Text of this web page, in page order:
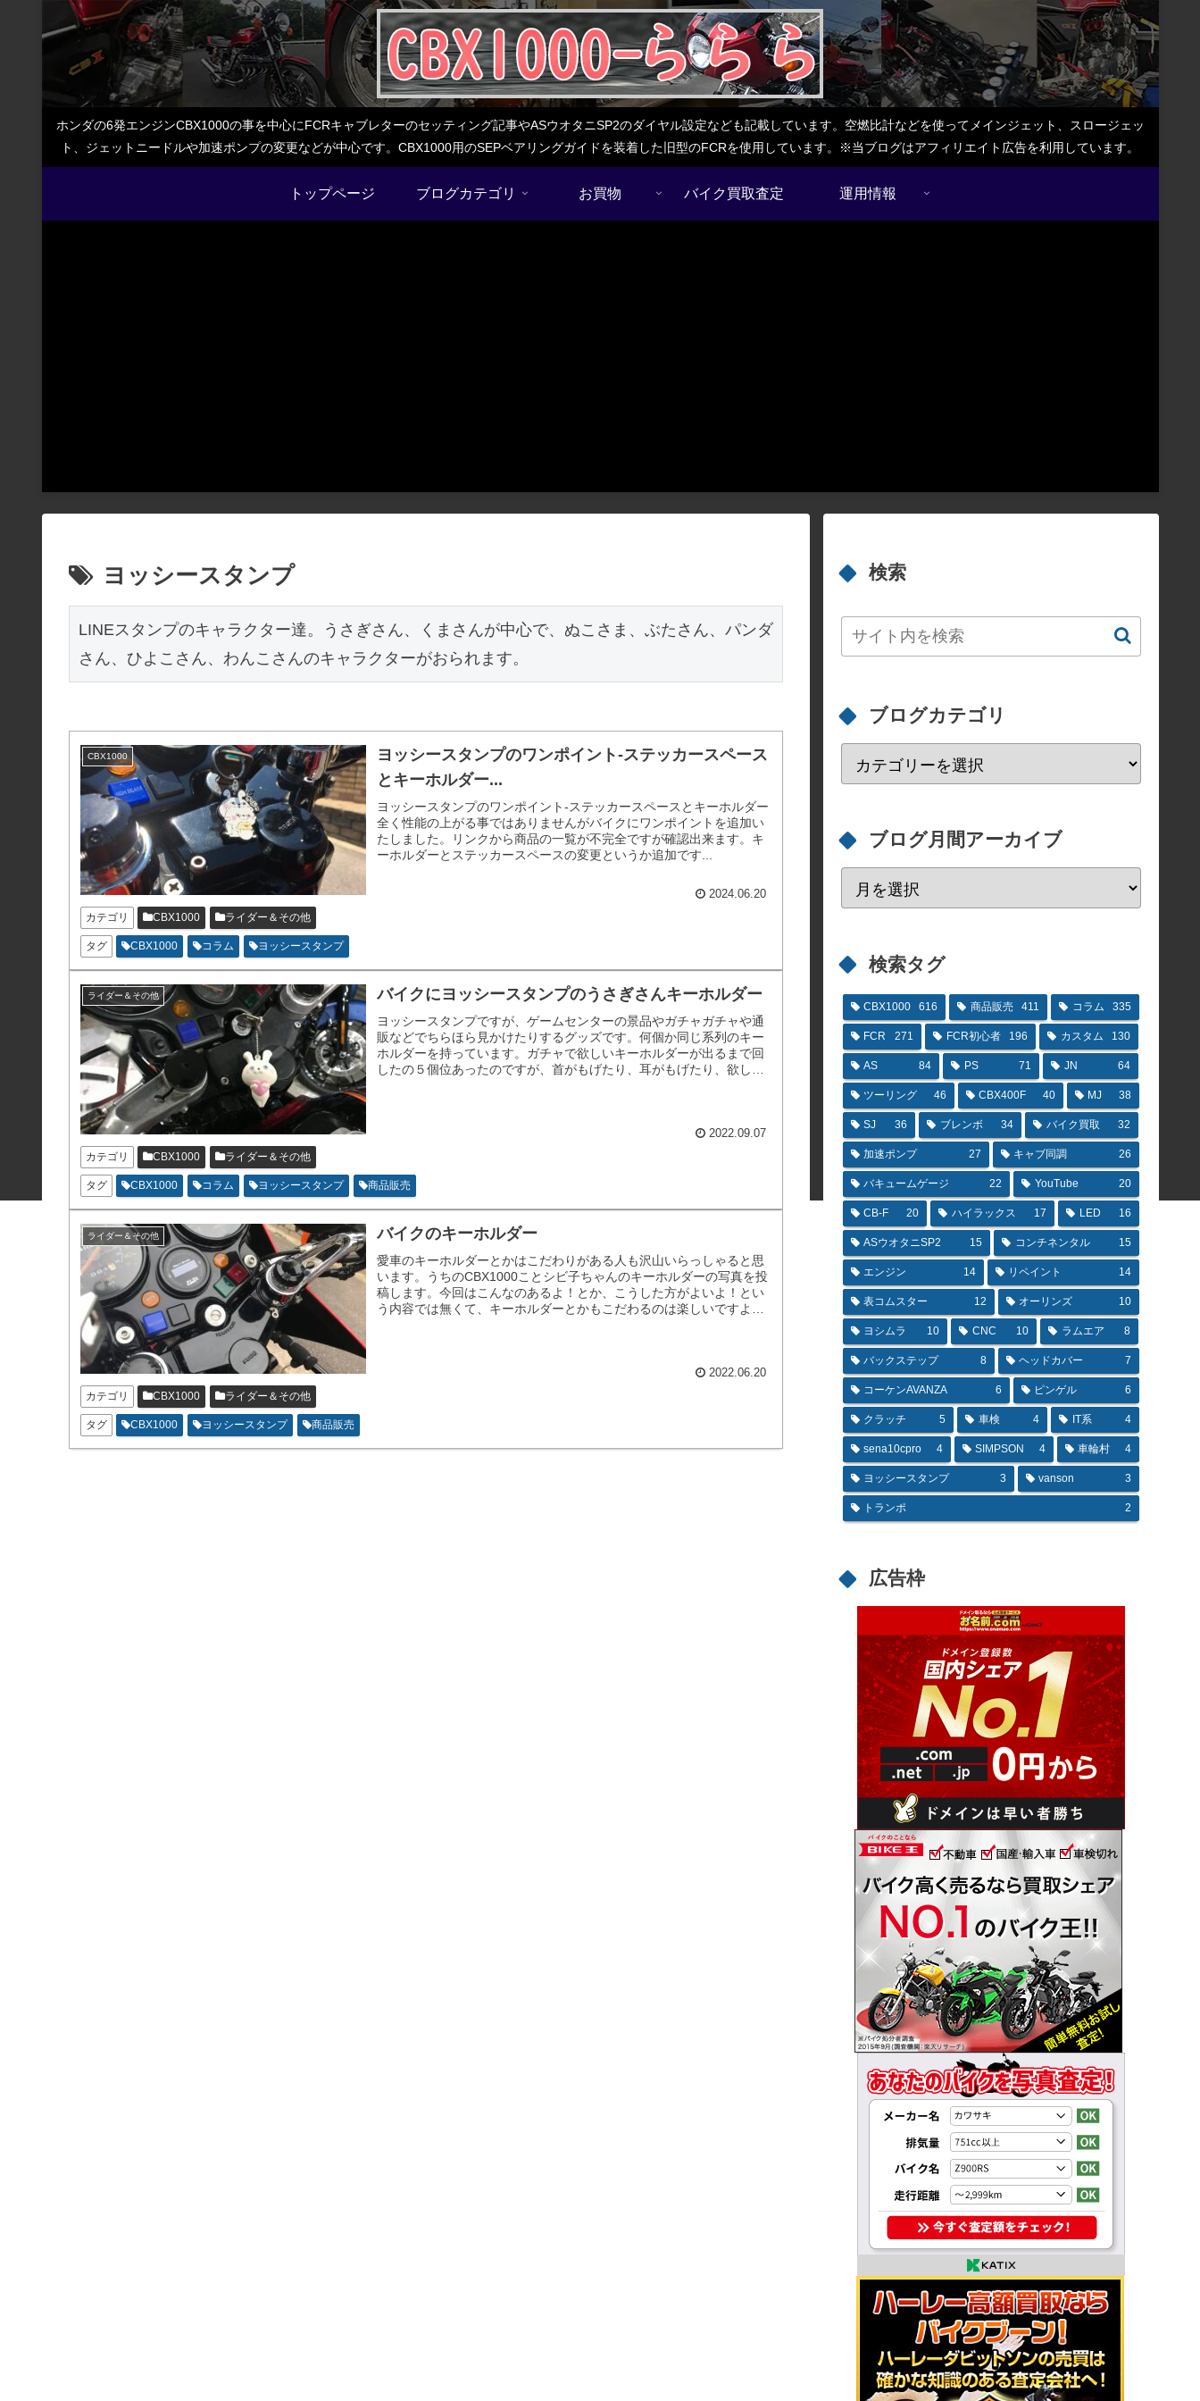
ホンダの6発エンジンCBX1000の事を中心にFCRキャブレターのセッティング記事やASウオタニSP2のダイヤル設定なども記載しています。空燃比計などを使ってメインジェット、スロージェッ
ト、ジェットニードルや加速ポンプの変更などが中心です。CBX1000用のSEPベアリングガイドを装着した旧型のFCRを使用しています。※当ブログはアフィリエイト広告を利用しています。
トップページ ブログカテゴリ お買物 バイク買取査定 運用情報
ヨッシースタンプ
LINEスタンプのキャラクター達。うさぎさん、くまさんが中心で、ぬこさま、ぶたさん、パンダ
さん、ひよこさん、わんこさんのキャラクターがおられます。
CBX1000
ヨッシースタンプのワンポイント-ステッカースペース
とキーホルダー...
ヨッシースタンプのワンポイント-ステッカースペースとキーホルダー
全く性能の上がる事ではありませんがバイクにワンポイントを追加い
たしました。リンクから商品の一覧が不完全ですが確認出来ます。キ
ーホルダーとステッカースペースの変更というか追加です...
2024.06.20
カテゴリ
CBX1000 ライダー＆その他
タグ CBX1000 コラム ヨッシースタンプ
ライダー＆その他 バイクにヨッシースタンプのうさぎさんキーホルダー
ヨッシースタンプですが、ゲームセンターの景品やガチャガチャや通
販などでちらほら見かけたりするグッズです。何個か同じ系列のキー
ホルダーを持っています。ガチャで欲しいキーホルダーが出るまで回
したの５個位あったのですが、首がもげたり、耳がもげたり、欲しい
2022.09.07
カテゴリ
CBX1000 ライダー＆その他
タグ CBX1000 コラム ヨッシースタンプ 商品販売
ライダー＆その他 バイクのキーホルダー
愛車のキーホルダーとかはこだわりがある人も沢山いらっしゃると思
います。うちのCBX1000ことシビ子ちゃんのキーホルダーの写真を投
稿します。今回はこんなのあるよ！とか、こうした方がよいよ！とい
う内容では無くて、キーホルダーとかもこだわるのは楽しいですよ！
2022.06.20
カテゴリ
CBX1000 ライダー＆その他
タグ CBX1000 ヨッシースタンプ 商品販売
検索
ブログカテゴリ
ブログ月間アーカイブ
検索タグ
CBX1000 616 商品販売 411 コラム 335
FCR 271 FCR初心者 196 カスタム 130
AS 84 PS 71 JN 64
ツーリング 46 CBX400F 40 MJ 38
SJ 36 ブレンボ 34 バイク買取 32
加速ポンプ 27 キャブ同調 26
バキュームゲージ 22 YouTube 20
CB-F 20 ハイラックス 17 LED 16
ASウオタニSP2 15 コンチネンタル 15
エンジン 14 リペイント 14
表コムスター 12 オーリンズ 10
ヨシムラ 10 CNC 10 ラムエア 8
バックステップ 8 ヘッドカバー 7
コーケンAVANZA 6 ピンゲル 6
クラッチ 5 車検 4 IT系 4
sena10cpro 4 SIMPSON 4 車輪村 4
ヨッシースタンプ 3 vanson 3
トランポ 2
広告枠